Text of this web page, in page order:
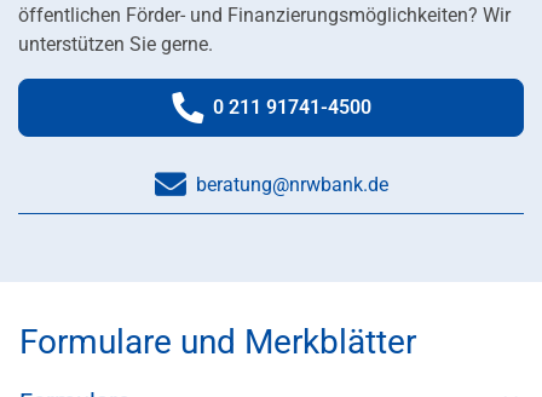
öffentlichen Förder- und Finanzierungsmöglichkeiten? Wir
unterstützen Sie gerne.
Telefonnummer:
0 211 91741-4500
beratung@nrwbank.de
Formulare und Merkblätter